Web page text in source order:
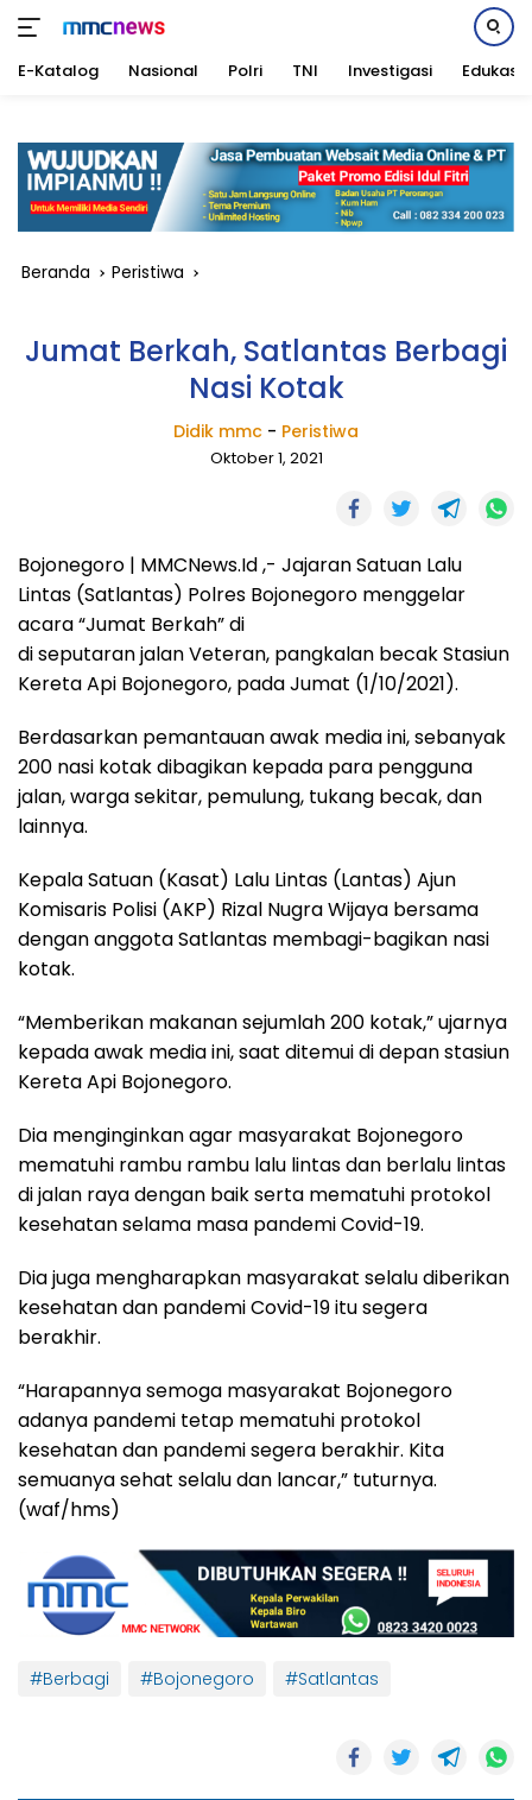
konten
E-Katalog Nasional Polri TNI Investigasi Edukasi
Beranda Peristiwa
Jumat Berkah, Satlantas Berbagi
Nasi Kotak
Didik mmc - Peristiwa
Oktober 1, 2021
Bojonegoro | MMCNews.Id ,- Jajaran Satuan Lalu
Lintas (Satlantas) Polres Bojonegoro menggelar
acara “Jumat Berkah” di
di seputaran jalan Veteran, pangkalan becak Stasiun
Kereta Api Bojonegoro, pada Jumat (1/10/2021).
Berdasarkan pemantauan awak media ini, sebanyak
200 nasi kotak dibagikan kepada para pengguna
jalan, warga sekitar, pemulung, tukang becak, dan
lainnya.
Kepala Satuan (Kasat) Lalu Lintas (Lantas) Ajun
Komisaris Polisi (AKP) Rizal Nugra Wijaya bersama
dengan anggota Satlantas membagi-bagikan nasi
kotak.
“Memberikan makanan sejumlah 200 kotak,” ujarnya
kepada awak media ini, saat ditemui di depan stasiun
Kereta Api Bojonegoro.
Dia menginginkan agar masyarakat Bojonegoro
mematuhi rambu rambu lalu lintas dan berlalu lintas
di jalan raya dengan baik serta mematuhi protokol
kesehatan selama masa pandemi Covid-19.
Dia juga mengharapkan masyarakat selalu diberikan
kesehatan dan pandemi Covid-19 itu segera
berakhir.
“Harapannya semoga masyarakat Bojonegoro
adanya pandemi tetap mematuhi protokol
kesehatan dan pandemi segera berakhir. Kita
semuanya sehat selalu dan lancar,” tuturnya.
(waf/hms)
#Berbagi #Bojonegoro #Satlantas